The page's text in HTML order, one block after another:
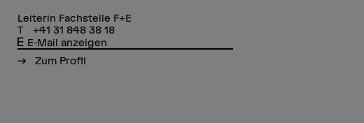
Leiterin Fachstelle F+E
+41 31 848 38 18
E-Mail anzeigen
Zum Profil